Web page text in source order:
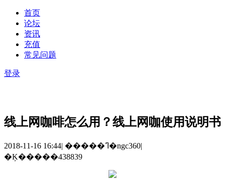
首页
论坛
资讯
充值
常见问题
登录
线上网咖啡怎么用？线上网咖使用说明书
2018-11-16 16:44| �����ߣ�ngc360|
�Ķ�����438839